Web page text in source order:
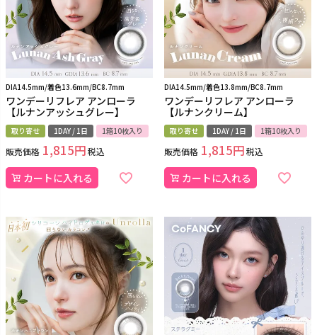
DIA14.5mm/着色13.6mm/BC8.7mm
ワンデーリフレア アンローラ
【ルナンアッシュグレー】
取り寄せ 1DAY / 1日 1箱10枚入り
販売価格 1,815 税込
カートに入れる
DIA14.5mm/着色13.8mm/BC8.7mm
ワンデーリフレア アンローラ
【ルナンクリーム】
取り寄せ 1DAY / 1日 1箱10枚入り
販売価格 1,815 税込
カートに入れる